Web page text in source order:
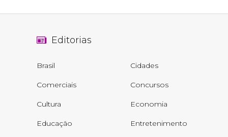
Editorias
Brasil Cidades
Comerciais Concursos
Cultura Economia
Educação Entretenimento